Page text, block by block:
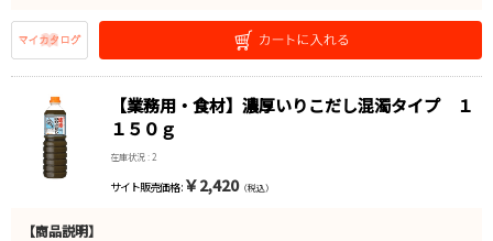
【業務用・食材】濃厚いりこだし混濁タイプ １
１５０ｇ
在庫状況 : 2
サイト販売価格 : ￥2,420（税込）
【商品説明】